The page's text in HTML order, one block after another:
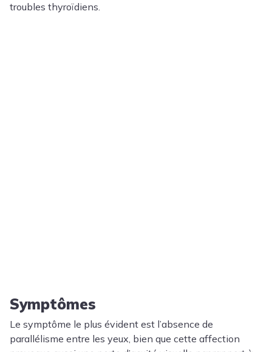
troubles thyroïdiens.
Symptômes
Le symptôme le plus évident est l’absence de
parallélisme entre les yeux, bien que cette affection